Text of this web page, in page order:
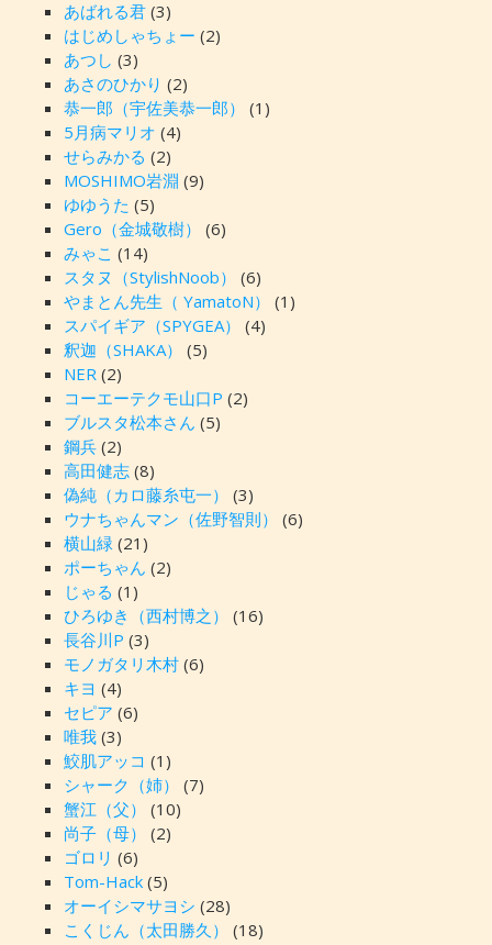
あばれる君(3)
はじめしゃちょー (2)
あつし (3)
あさのひかり (2)
恭一郎（宇佐美恭一郎）
(1)
5月病マリオ (4)
せらみかる (2)
MOSHIMO岩淵 (9)
ゆゆうた (5)
Gero（金城敬樹）
(6)
みゃこ (14)
スタヌ（StylishNoob）
(6)
やまとん先生（ YamatoN）
(1)
スパイギア（SPYGEA）
(4)
釈迦（SHAKA）
(5)
NER(2)
コーエーテクモ山口P (2)
ブルスタ松本さん (5)
鋼兵(2)
高田健志(8)
偽純（カロ藤糸屯一）
(3)
ウナちゃんマン（佐野智則）
(6)
横山緑(21)
ポーちゃん (2)
じゃる (1)
ひろゆき（西村博之）
(16)
長谷川P (3)
モノガタリ木村(6)
キヨ (4)
セピア (6)
唯我(3)
鮫肌アッコ (1)
シャーク（姉）
(7)
蟹江（父）
(10)
尚子（母）
(2)
ゴロリ (6)
Tom-Hack(5)
オーイシマサヨシ (28)
こくじん（太田勝久）
(18)